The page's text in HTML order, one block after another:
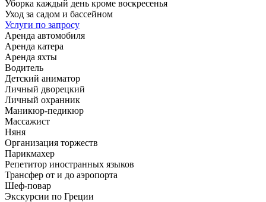
Уборка каждый день кроме воскресенья
Уход за садом и бассейном
Услуги по запросу
Аренда автомобиля
Аренда катера
Аренда яхты
Водитель
Детский аниматор
Личный дворецкий
Личный охранник
Маникюр-педикюр
Массажист
Няня
Организация торжеств
Парикмахер
Репетитор иностранных языков
Трансфер от и до аэропорта
Шеф-повар
Экскурсии по Греции